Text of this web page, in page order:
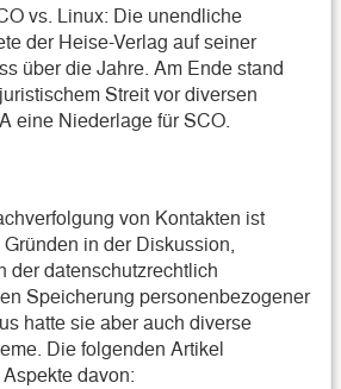
vs. Linux: Die unendliche
der Heise-Verlag auf seiner
über die Jahre. Am Ende stand
Streit vor diversen
eine Niederlage für SCO.
von Kontakten ist
in der Diskussion,
der datenschutzrechtlich
Speicherung personenbezogener
hatte sie aber auch diverse
Die folgenden Artikel
davon: